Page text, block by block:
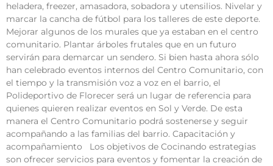
heladera, freezer, amasadora, sobadora y utensilios. Nivelar y
marcar la cancha de fútbol para los talleres de este deporte.
Mejorar algunos de los murales que ya estaban en el centro
comunitario. Plantar árboles frutales que en un futuro
servirán para demarcar un sendero. Si bien hasta ahora sólo
han celebrado eventos internos del Centro Comunitario, con
el tiempo y la transmisión voz a voz en el barrio, el
Polideportivo de Florecer será un lugar de referencia para
quienes quieren realizar eventos en Sol y Verde. De esta
manera el Centro Comunitario podrá sostenerse y seguir
acompañando a las familias del barrio. Capacitación y
acompañamiento Los objetivos de Cocinando estrategias
son ofrecer servicios para eventos y fomentar la creación de